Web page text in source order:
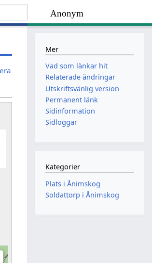
Anonym
Mer
Vad som länkar hit
Relaterade ändringar
Utskriftsvänlig version
Permanent länk
Sidinformation
Sidloggar
Kategorier
Plats i Ånimskog
Soldattorp i Ånimskog